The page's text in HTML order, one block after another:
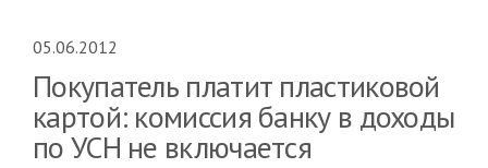
05.06.2012
Покупатель платит пластиковой
картой: комиссия банку в доходы
по УСН не включается